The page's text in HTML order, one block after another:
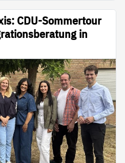
CDU-Sommertour
in